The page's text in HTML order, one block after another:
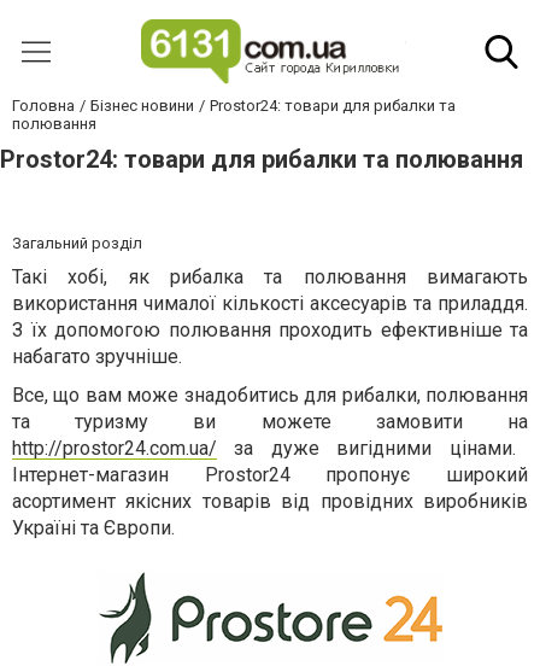
Головна Бізнес новини
Prostor24: товари для рибалки та
полювання
Prostor24: товари для рибалки та полювання
Загальний розділ
Такі хобі, як рибалка та полювання вимагають
використання чималої кількості аксесуарів та приладдя.
З їх допомогою полювання проходить ефективніше та
набагато зручніше.
Все, що вам може знадобитись для рибалки, полювання
та туризму ви можете замовити на
http://prostor24.com.ua/ за дуже вигідними цінами.
Інтернет-магазин Prostor24 пропонує широкий
асортимент якісних товарів від провідних виробників
Україні та Європи.